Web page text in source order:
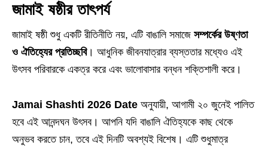
জামাই ষষ্ঠীর তাৎপর্য
জামাই ষষ্ঠী শুধু একটি রীতিনীতি নয়, এটি বাঙালি সমাজে সম্পর্কের উষ্ণতা
ও ঐতিহ্যের প্রতিচ্ছবি। আধুনিক জীবনযাত্রার ব্যস্ততার মধ্যেও এই
উৎসব পরিবারকে একত্র করে এবং ভালোবাসার বন্ধন শক্তিশালী করে।
Jamai Shashti 2026 Date অনুযায়ী, আগামী ২০ জুনেই পালিত
হবে এই আনন্দঘন উৎসব। আপনি যদি বাঙালি ঐতিহ্যকে কাছ থেকে
অনুভব করতে চান, তবে এই দিনটি অবশ্যই বিশেষ। এটি শুধুমাত্র